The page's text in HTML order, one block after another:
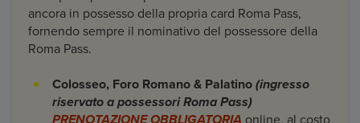
ancora in possesso della propria card Roma Pass,
fornendo sempre il nominativo del possessore della
Roma Pass.
Colosseo, Foro Romano & Palatino (ingresso
riservato a possessori Roma Pass)
PRENOTAZIONE OBBLIGATORIA online, al costo